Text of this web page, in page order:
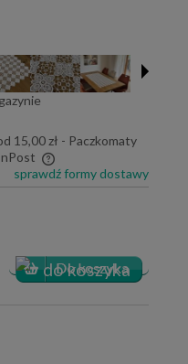
15,00 zł - Paczkomaty
kosztów płatności
sprawdź formy dostawy